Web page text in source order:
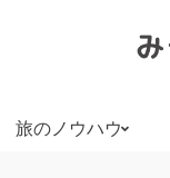
旅のノウハウ